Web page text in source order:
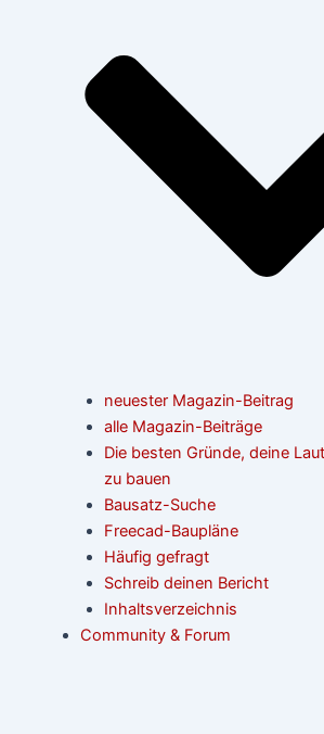
neuester Magazin-Beitrag
alle Magazin-Beiträge
Die besten Gründe, deine
zu bauen
Bausatz-Suche
Freecad-Baupläne
Häufig gefragt
Schreib deinen Bericht
Inhaltsverzeichnis
Community & Forum